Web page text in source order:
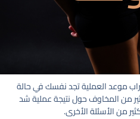
موعد العملية تجد نفسك في حالة
من المخاوف حول نتيجة عملية شد
من الأسئلة الأخرى.